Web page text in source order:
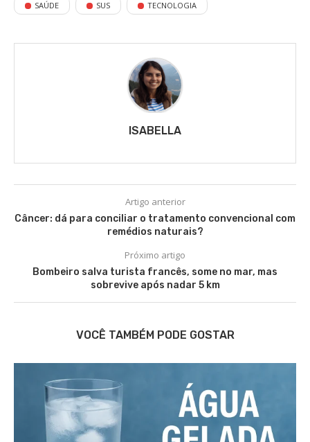
SAÚDE SUS TECNOLOGIA
ISABELLA
Artigo anterior
Câncer: dá para conciliar o tratamento convencional com
remédios naturais?
Próximo artigo
Bombeiro salva turista francês, some no mar, mas
sobrevive após nadar 5 km
VOCÊ TAMBÉM PODE GOSTAR